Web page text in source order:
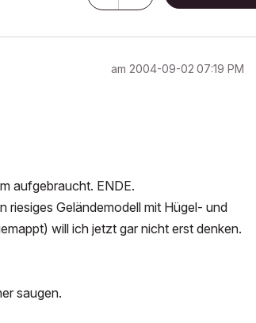
am ‎2004-09-02 07:19 PM
aufgebraucht. ENDE.
Geländemodell mit Hügel- und
will ich jetzt gar nicht erst denken.
saugen.